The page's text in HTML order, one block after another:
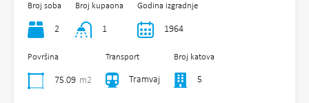
Broj soba
2
Broj kupaona
1
Godina izgradnje
1964
Površina
75.09 m2
Transport
Tramvaj
Broj katova
5